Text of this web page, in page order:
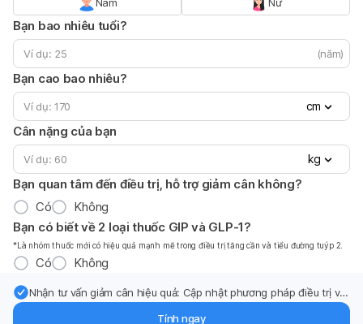
Nam Nữ
Bạn bao nhiêu tuổi?
(năm)
Bạn cao bao nhiêu?
cm
Cân nặng của bạn
kg
Bạn quan tâm đến điều trị, hỗ trợ giảm cân không?
Có
Không
Bạn có biết về 2 loại thuốc GIP và GLP-1?
*Là nhóm thuốc mới có hiệu quả mạnh mẽ trong điều trị tăng cần và tiểu đường tuýp 2.
Có Không
Nhận tư vấn giảm cân hiệu quả: Cập nhật phương pháp điều trị và
Tính ngay